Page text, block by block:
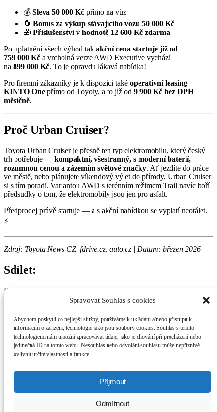
Spravovat Souhlas s cookies
Abychom poskytli co nejlepší služby, používáme k ukládání a/nebo přístupu k
informacím o zařízení, technologie jako jsou soubory cookies. Souhlas s těmito
technologiemi nám umožní zpracovávat údaje, jako je chování při procházení nebo
jedinečná ID na tomto webu. Nesouhlas nebo odvolání souhlasu může nepříznivě
ovlivnit určité vlastnosti a funkce.
Příjmout
Odmítnout
💰 Sleva 50 000 Kč přímo na vůz
🔄 Bonus za výkup stávajícího vozu 50 000 Kč
🎁 Příslušenství v hodnotě 12 600 Kč zdarma
Po uplatnění všech výhod tak akční cena startuje již od
759 000 Kč a vrcholná verze AWD Executive vychází
na 899 000 Kč. To je opravdu lákavá nabídka!
Pro firemní zákazníky je k dispozici také operativní leasing
KINTO One přímo od Toyoty, a to již od 9 900 Kč bez DPH
měsíčně.
Proč Urban Cruiser?
Toyota Urban Cruiser je přesně ten typ elektromobilu, který český
trh potřebuje — kompaktní, všestranný, s moderní baterií,
rozumnou cenou a zázemím světové značky. Ať jezdíte do práce
ve městě, nebo plánujete víkendový výlet do přírody, Urban Cruiser
si s tím poradí. Variantou AWD s terénním režimem Trail navíc boří
předsudky o tom, že elektromobily jsou jen pro asfalt.
Předprodej právě startuje — a s akční nabídkou se vyplatí neotálet.
⚡
Zdroj: Toyota News CZ, fdrive.cz, auto.cz | Datum: březen 2026
Sdílet:
Facebook
Pinterest
obchod@future-charger.cz
+420 732916166
Pro partnery